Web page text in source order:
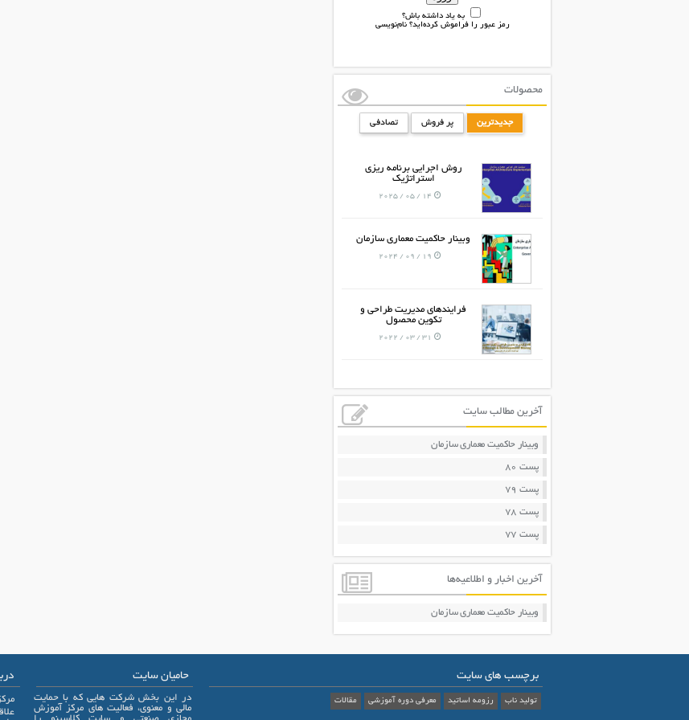
به یاد داشته باش؟
رمز عبور را فراموش کرده‌اید؟ نام‌نویسی
محصولات
جدیدترین پر فروش تصادفی
روش اجرایی برنامه ریزی
استراتژیک
14 / 05 / 2025
وبینار حاکمیت معماری سازمان
19 / 09 / 2024
فرایندهای مدیریت طراحی و
تکوین محصول
31 / 03 / 2022
آخرین مطالب سایت
وبینار حاکمیت معماری سازمان
پست 80
پست 79
پست 78
پست 77
آخرین اخبار و اطلاعیه‌ها
وبینار حاکمیت معماری سازمان
برچسب های سایت
تولید ناب رزومه اساتید معرفی دوره آموزشی مقالات
حامیان سایت
در این بخش شرکت هایی که با حمایت
مالی و معنوی، فعالیت های مرکز آموزش